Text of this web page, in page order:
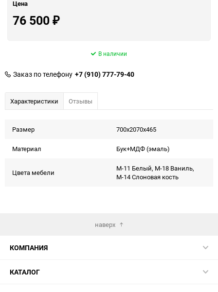
Цена
76 500 ₽
В наличии
Заказ по телефону +7 (910) 777-79-40
Характеристики Отзывы
Размер 700х2070х465
Материал Бук+МДФ (эмаль)
Цвета мебели
М-11 Белый, М-18 Ваниль,
М-14 Слоновая кость
наверх
КОМПАНИЯ
КАТАЛОГ